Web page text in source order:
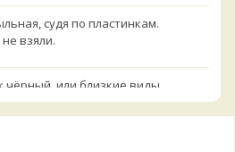
судя по пластинкам.
взяли.
чёрный, или близкие виды